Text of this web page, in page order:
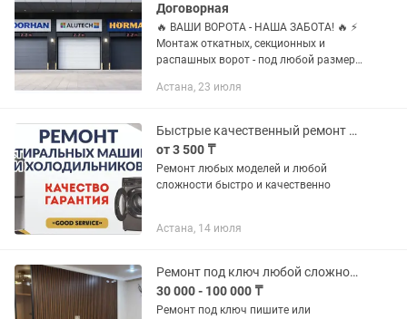
Договорная
🔥 ВАШИ ВОРОТА - НАША ЗАБОТА! 🔥 ⚡
Монтаж откатных, секционных и
распашных ворот - под любой размер
конструкций - быстро и качественно 📡
Астана, 23 июля
Быстрые качественный ремонт на дому холодильников стиральных машин
от 3 500 ₸
Ремонт любых моделей и любой
сложности быстро и качественно
Астана, 14 июля
Ремонт под ключ любой сложности быстрее и качество
30 000 - 100 000 ₸
Ремонт под ключ пишите или